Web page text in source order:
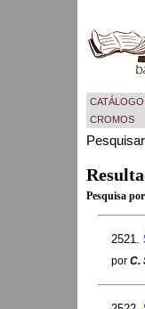
CROMOS
Pesquisa
2521.
por C.